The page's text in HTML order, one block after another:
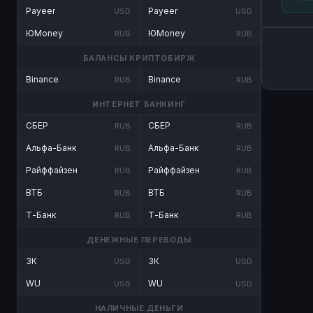
Payeer USD
ЮMoney RUB
Payeer USD
ЮMoney RUB
БАЛАНСЫ КРИПТОБИРЖ
Binance RUB Binance RUB
ИНТЕРНЕТ БАНКИНГ
СБЕР RUB
Альфа-Банк RUB
Райффайзен RUB
ВТБ RUB
Т-Банк RUB
СБЕР RUB
Альфа-Банк RUB
Райффайзен RUB
ВТБ RUB
Т-Банк RUB
ДЕНЕЖНЫЕ ПЕРЕВОДЫ
ЗК USD
WU USD
ЗК USD
WU USD
НАЛИЧНЫЕ ДЕНЬГИ